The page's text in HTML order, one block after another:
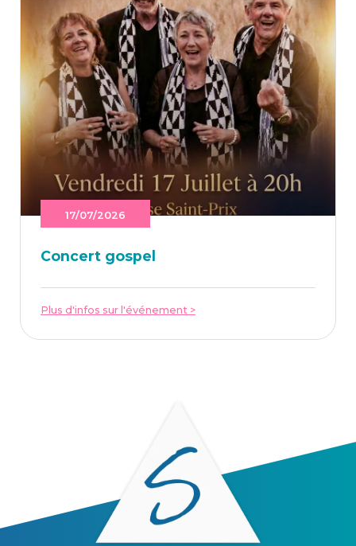
17/07/2026
Concert gos­pel
Plus d'infos sur l'événement >